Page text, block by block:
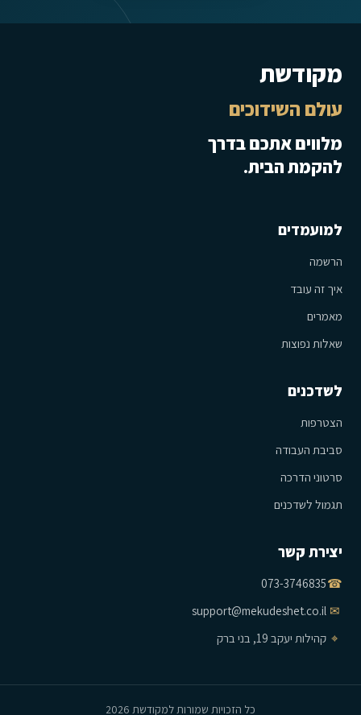
מקודשת
עולם השידוכים
מלווים אתכם בדרך
להקמת הבית.
למועמדים
הרשמה
איך זה עובד
מאמרים
שאלות נפוצות
לשדכנים
הצטרפות
סביבת העבודה
סרטוני הדרכה
תגמול לשדכנים
יצירת קשר
☎
073-3746835
✉
support@mekudeshet.co.il
⌖ קהילות יעקב 19, בני ברק
כל הזכויות שמורות למקודשת 2026